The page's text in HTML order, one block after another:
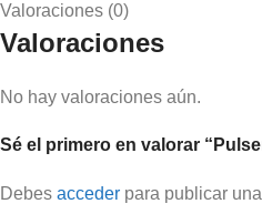
Valoraciones (0)
Valoraciones
No hay valoraciones aún.
Sé el primero en valorar
Debes acceder para publicar